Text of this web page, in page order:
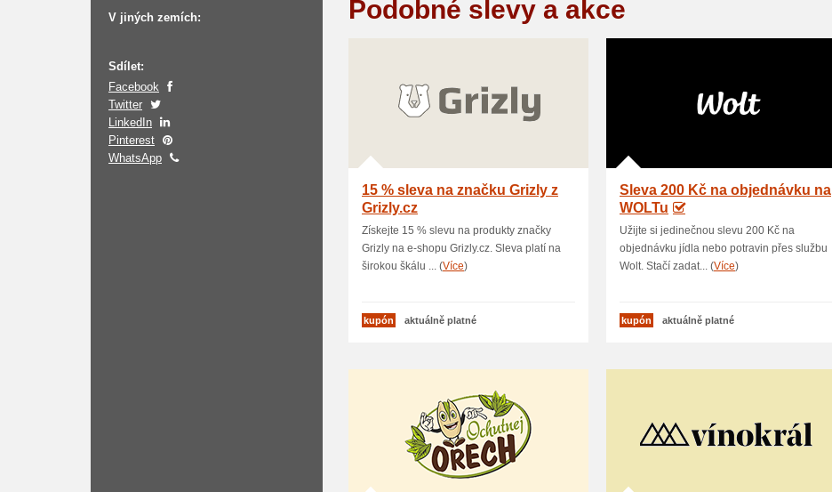
V jiných zemích:
Sdílet:
Facebook
Twitter
LinkedIn
Pinterest
WhatsApp
Podobné slevy a akce
15 % sleva na značku Grizly z
Grizly.cz
Získejte 15 % slevu na produkty značky
Grizly na e-shopu Grizly.cz. Sleva platí na
širokou škálu ... (Více)
kupón aktuálně platné
Sleva 200 Kč na objednávku na
WOLTu
Užijte si jedinečnou slevu 200 Kč na
objednávku jídla nebo potravin přes službu
Wolt. Stačí zadat... (Více)
kupón aktuálně platné